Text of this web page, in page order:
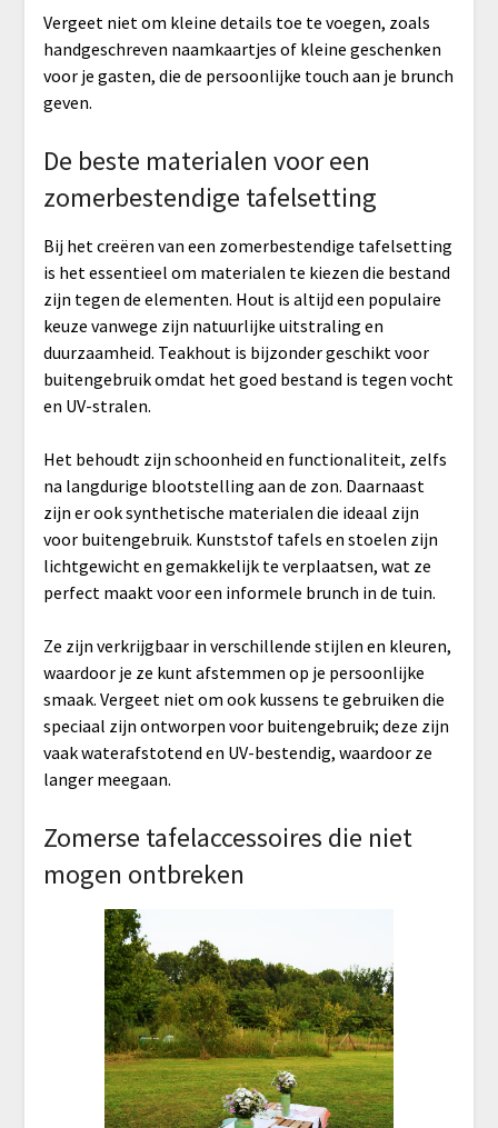
Vergeet niet om kleine details toe te voegen, zoals
handgeschreven naamkaartjes of kleine geschenken
voor je gasten, die de persoonlijke touch aan je brunch
geven.
De beste materialen voor een
zomerbestendige tafelsetting
Bij het creëren van een zomerbestendige tafelsetting
is het essentieel om materialen te kiezen die bestand
zijn tegen de elementen. Hout is altijd een populaire
keuze vanwege zijn natuurlijke uitstraling en
duurzaamheid. Teakhout is bijzonder geschikt voor
buitengebruik omdat het goed bestand is tegen vocht
en UV-stralen.
Het behoudt zijn schoonheid en functionaliteit, zelfs
na langdurige blootstelling aan de zon. Daarnaast
zijn er ook synthetische materialen die ideaal zijn
voor buitengebruik. Kunststof tafels en stoelen zijn
lichtgewicht en gemakkelijk te verplaatsen, wat ze
perfect maakt voor een informele brunch in de tuin.
Ze zijn verkrijgbaar in verschillende stijlen en kleuren,
waardoor je ze kunt afstemmen op je persoonlijke
smaak. Vergeet niet om ook kussens te gebruiken die
speciaal zijn ontworpen voor buitengebruik; deze zijn
vaak waterafstotend en UV-bestendig, waardoor ze
langer meegaan.
Zomerse tafelaccessoires die niet
mogen ontbreken